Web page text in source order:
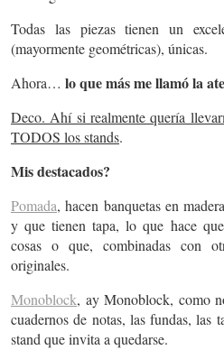
Todas las piezas tienen un
(mayormente geométricas), únicas.
Ahora… lo que más me llamó la
Deco. Ahí si realmente quería
TODOS los stands.
Mis destacados?
Pomada, hacen banquetas en
y que tienen tapa, lo que hace
cosas o que, combinadas con
originales.
Monoblock, ay Monoblock, como
cuadernos de notas, las fundas,
stand que invita a quedarse.